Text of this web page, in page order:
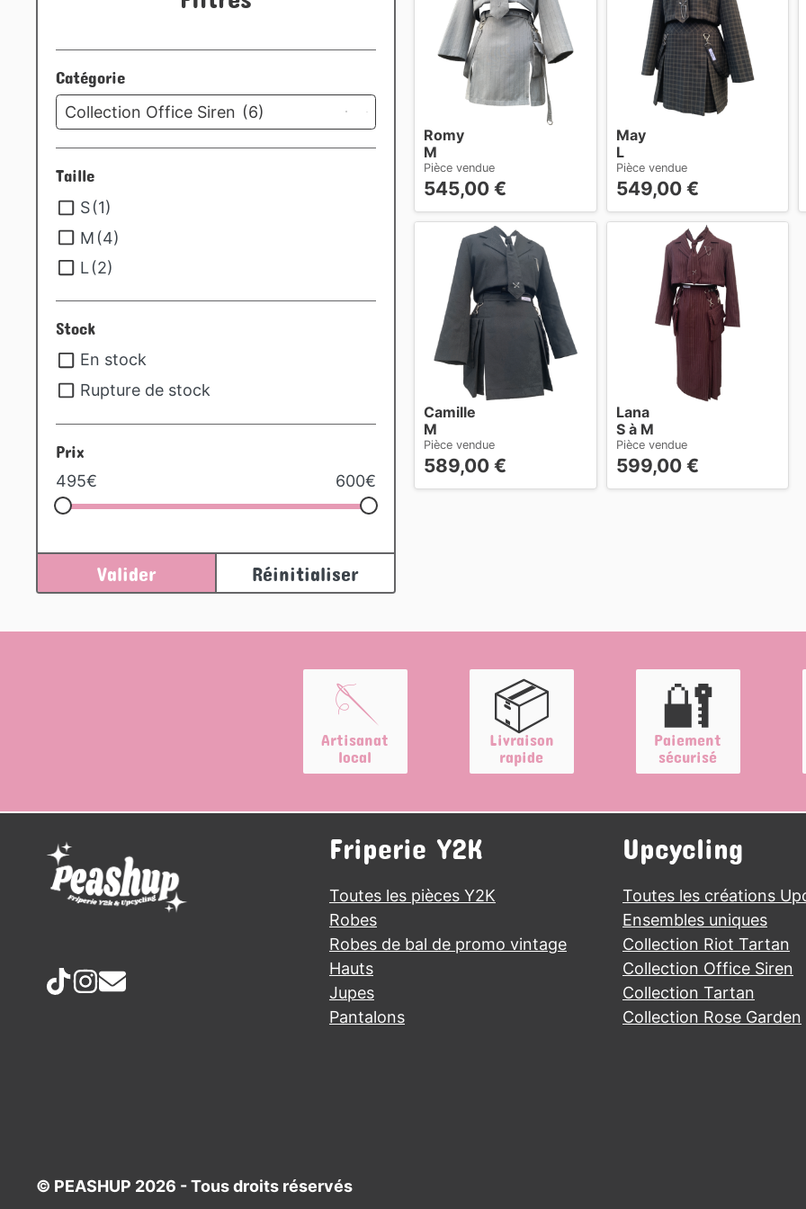
Catégorie
Collection Office Siren (6)
12
results
available
Taille
S (1)
M (4)
L (2)
Stock
En stock
Rupture de stock
Prix
495€ 600€
Valider Réinitialiser
Romy
M
Pièce vendue
545,00 €
May
L
Pièce vendue
549,00 €
Camille
M
Pièce vendue
589,00 €
Lana
S à M
Pièce vendue
599,00 €
🪡
Artisanat
local
📦
Livraison
rapide
🔐
Paiement
sécurisé
Friperie Y2K
Toutes les pièces Y2K
Robes
Robes de bal de promo vintage
Hauts
Jupes
Pantalons
Upcycling
Toutes les créations
Ensembles uniques
Collection Riot Tartan
Collection Office Siren
Collection Tartan
Collection Rose Garden
© PEASHUP 2026 - Tous droits réservés